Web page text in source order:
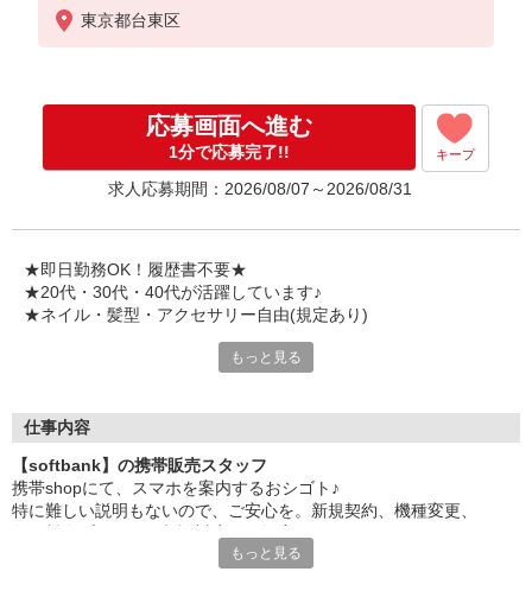
※残業代支給
★交通費別途支給（規定あり）
入社祝い金10万円支給(規定有)
お友達を紹介頂くと,
インセンティブ支給(規定有)
゜・。○。・゜+゜・。○。・゜+゜
東京都台東区
応募画面へ進む
1分で応募完了!! キープ
求人応募期間：2026/08/07～2026/08/31
★即日勤務OK！履歴書不要★
★20代・30代・40代が活躍しています♪
★ネイル・髪型・アクセサリー自由(規定あり)
でも心配ご無用！
お互いに教え合ったり、フォローしあったりする
和気あいあいとした人間関係がある店舗ばかり！
皆で一緒にステップアップしましょう♪
【選べるお仕事いろいろ】
もっと見る
仕事内容
【softbank】の携帯販売スタッフ
携帯shopにて、スマホを案内するおシゴト♪
特に難しい説明もないので、ご安心を。新規契約、機種変更、
もっと見る